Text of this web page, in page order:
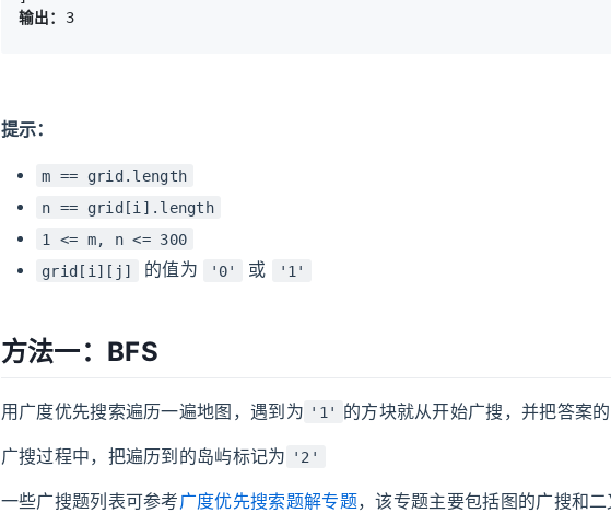
输出：
3
提示：
m == grid.length
n == grid[i].length
1 <= m, n <= 300
grid[i][j]
的值为 '0' 或 '1'
方法一：BFS
用广度优先搜索遍历一遍地图，遇到为 '1' 的方块就从开始广搜，并把答案
广搜过程中，把遍历到的岛屿标记为 '2'
一些广搜题列表可参考广度优先搜索题解专题，该专题主要包括图的广搜和